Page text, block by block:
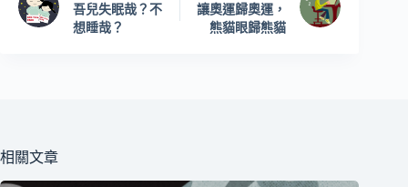
吾兒失眠哉？不
想睡哉？
讓奧運歸奧運，
熊貓眼歸熊貓
相關文章